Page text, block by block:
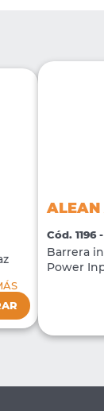
Cód. 1196
Barrera
Power